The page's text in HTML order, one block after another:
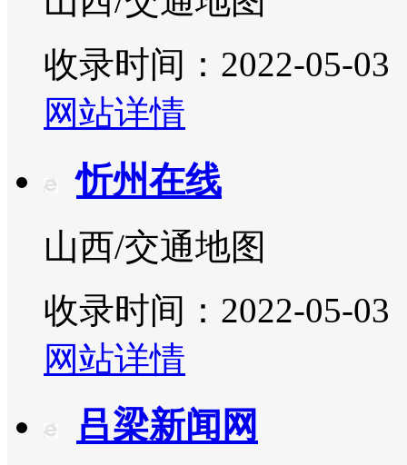
收录时间：2022-05-03
网站详情
忻州在线
山西/交通地图
收录时间：2022-05-03
网站详情
吕梁新闻网